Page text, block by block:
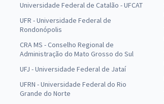
Universidade Federal de Catalão - UFCAT
UFR - Universidade Federal de
Rondonópolis
CRA MS - Conselho Regional de
Administração do Mato Grosso do Sul
UFJ - Universidade Federal de Jataí
UFRN - Universidade Federal do Rio
Grande do Norte